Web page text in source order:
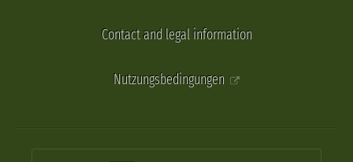
Contact and legal information
Nutzungsbedingungen